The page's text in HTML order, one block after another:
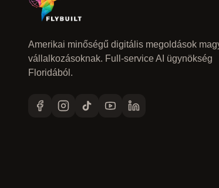
Amerikai minőségű digitális megoldások
vállalkozásoknak. Full-service AI ügynökség
Floridából.